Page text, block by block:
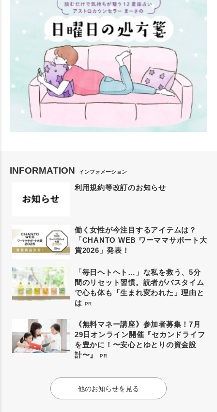
INFORMATION インフォメーション
利用規約等改訂のお知らせ
働く女性が今注目するアイテムは？
「CHANTO WEB ワーママサポート大
賞2026」発表！
「毎日ヘトヘト…」な私を救う、5分
間のリセット習慣。読者がバスタイム
で心も体も「生まれ変われた」理由と
は PR
《無料マネー講座》参加者募集！7月
29日オンライン開催『セカンドライフ
を豊かに！〜安心とゆとりの資金設
計〜』
PR
他のお知らせを見る